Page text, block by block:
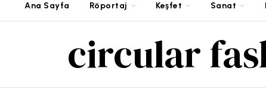
Ana Sayfa Röportaj Keşfet Sanat
circular